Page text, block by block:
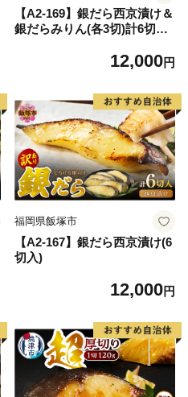
【A2-169】銀だら西京漬け＆
銀だらみりん(各3切)計6切セ
12,000円
福岡県飯塚市
【A2-167】銀だら西京漬け(6
切入)
12,000円